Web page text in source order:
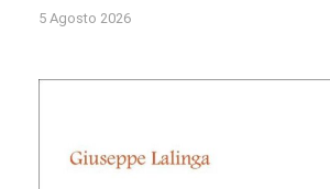
5 Agosto 2026